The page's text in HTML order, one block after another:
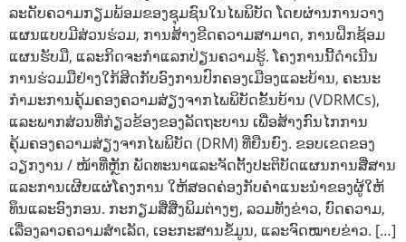
ລະດັບຄວາມກຽມພ້ອມຂອງຊຸມຊົນໃນໄພພິບັດ ໂດຍຜ່ານການວາງ
ແຜນແບບມີສ່ວນຮ່ວມ, ການສ້າງຂີດຄວາມສາມາດ, ການຝຶກຊ້ອມ
ແຜນຮັບມື, ແລະກິດຈະກຳແລກປ່ຽນຄວາມຮູ້. ໂຄງການນີ້ດຳເນີນ
ການຮ່ວມມືຢ່າງໃກ້ສິດກັບອົງການປົກຄອງເມືອງແລະບ້ານ, ຄະນະ
ກຳມະການຄຸ້ມຄອງຄວາມສ່ຽງຈາກໄພພິບັດຂັ້ນບ້ານ (VDRMCs),
ແລະພາກສ່ວນທີ່ກ່ຽວຂ້ອງຂອງລັດຖະບານ ເພື່ອສ້າງກົນໄກການ
ຄຸ້ມຄອງຄວາມສ່ຽງຈາກໄພພິບັດ (DRM) ທີ່ຍືນຍົງ. ຂອບເຂດຂອງ
ວຽກງານ / ໜ້າທີ່ຫຼັກ ພັດທະນາແລະຈັດຕັ້ງປະຕິບັດແຜນການສື່ສານ
ແລະການເຜີຍແຜ່ໂຄງການ ໃຫ້ສອດຄ່ອງກັບຄຳແນະນຳຂອງຜູ້ໃຫ້
ທຶນແລະອົງກອນ. ກະກຽມສື່ສີ່ງພິມຕ່າງໆ, ລວມທັງຂ່າວ, ບົດຄວາມ,
ເລື່ອງລາວຄວາມສຳເລັດ, ເອະກະສານຂໍ້ມູນ, ແລະຈົດໝາຍຂ່າວ. […]